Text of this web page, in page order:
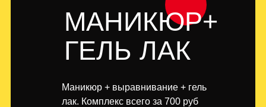
МАНИКЮР+
ГЕЛЬ ЛАК
Маникюр + выравнивание + гель
лак. Комплекс всего за 700 руб